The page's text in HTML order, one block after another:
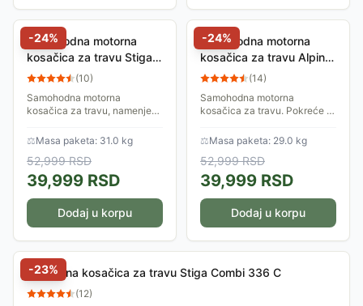
-24%
Samohodna motorna
kosačica za travu Stiga
SP 48 SQ(10)
Samohodna motorna
kosačica za travu, namenjena
uz širinu košenja od 46cm.
Sopstveni pogon olakšava
košenje na većim...
⚖Masa paketa: 31.0 kg
52,999RSD
39,999 RSD
Dodaj u korpu
-24%
Samohodna motorna
kosačica za travu Alpina
AL4 46 SA
(14)
Samohodna motorna
kosačica za travu. Pokreće je
Ima čelično kućište i širinu
košenja od 46 centimetara.
Prednost ove...
⚖Masa paketa: 29.0 kg
52,999RSD
39,999 RSD
Dodaj u korpu
-23%
Električna kosačica za travu Stiga Combi 336 C
(12)